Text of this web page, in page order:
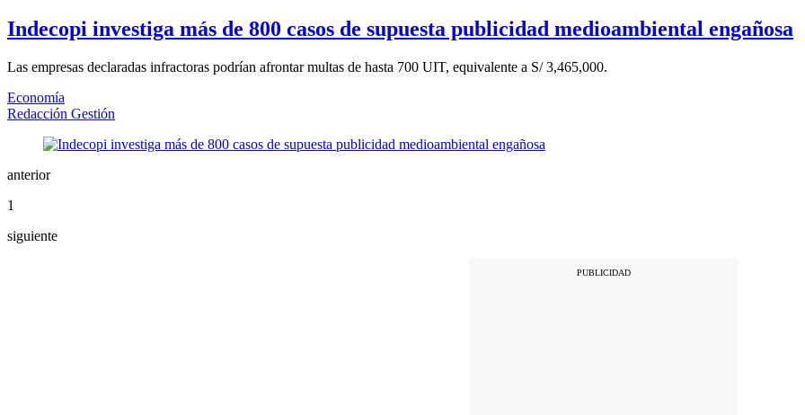
Indecopi investiga más de 800 casos de supuesta publicidad medioambiental engañosa
Las empresas declaradas infractoras podrían afrontar multas de hasta 700 UIT, equivalente a S/ 3,465,000.
Economía
Redacción Gestión
anterior
1
siguiente